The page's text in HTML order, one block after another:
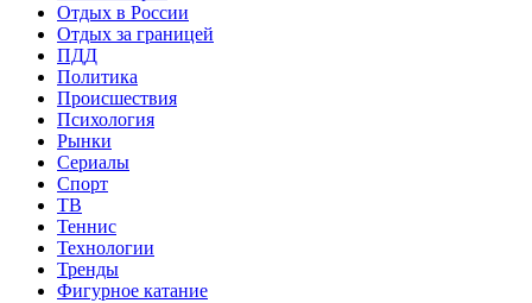
Отдых в России
Отдых за границей
ПДД
Политика
Происшествия
Психология
Рынки
Сериалы
Спорт
ТВ
Теннис
Технологии
Тренды
Фигурное катание